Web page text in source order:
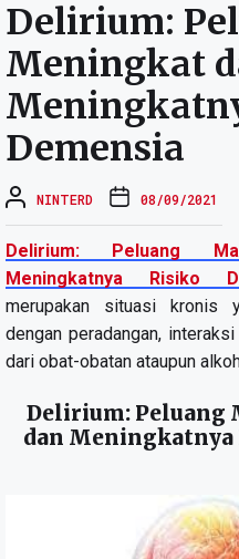
Delirium:
Meningkat
Demensia
NINTERD 08/09/2021
Delirium: Peluang
Meningkatnya Risiko
merupakan situasi kronis
dengan peradangan,
dari obat-obatan ataupun
Delirium: Peluang
dan Meningkatnya